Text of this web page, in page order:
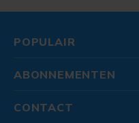
POPULAIR
ABONNEMENTEN
CONTACT